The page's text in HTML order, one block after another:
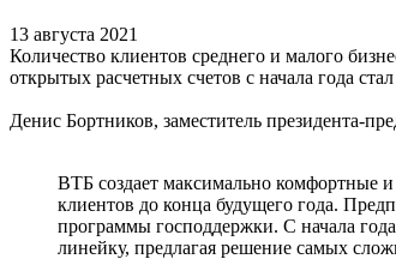
13 августа 2021
Количество клиентов среднего и малого
открытых расчетных счетов с начала года
Денис Бортников, заместитель президента-
ВТБ создает максимально комфортные
клиентов до конца будущего года.
программы господдержки. С начала
линейку, предлагая решение самых